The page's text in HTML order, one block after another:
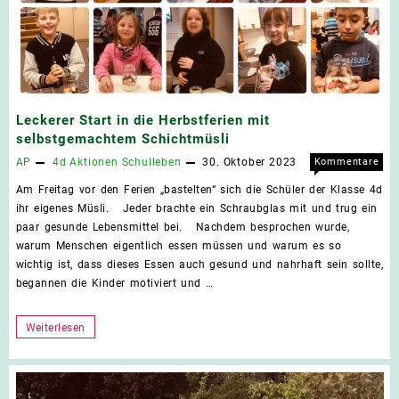
Leckerer Start in die Herbstferien mit
selbstgemachtem Schichtmüsli
AP 4d Aktionen Schulleben 30. Oktober 2023
Kommentare
Start
Am Freitag vor den Ferien „bastelten“ sich die Schüler der Klasse 4d
ihr eigenes Müsli. Jeder brachte ein Schraubglas mit und trug ein
paar gesunde Lebensmittel bei. Nachdem besprochen wurde,
warum Menschen eigentlich essen müssen und warum es so
wichtig ist, dass dieses Essen auch gesund und nahrhaft sein sollte,
begannen die Kinder motiviert und …
Leckerer
in
die
Weiterlesen